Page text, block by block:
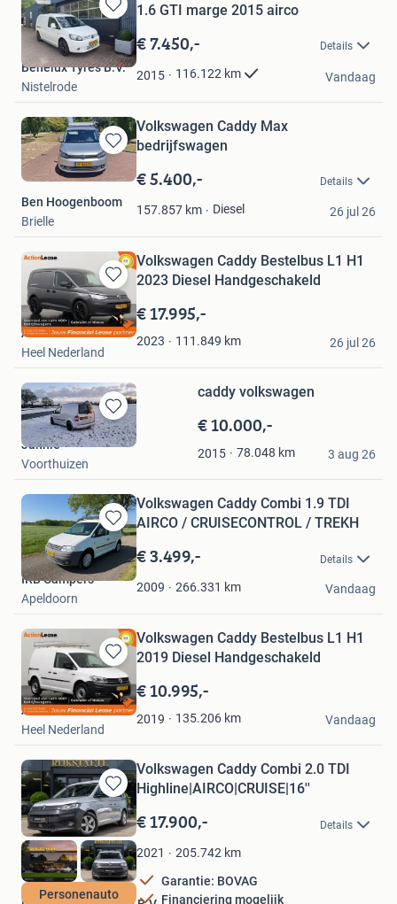
Bewaren
in
Mijn
Favorieten
1.6 GTI marge 2015 airco
€ 7.450,- Details
2015 116.122 km
Benelux Tyres B.V.
Nistelrode
Vandaag
Bewaren
in
Favorieten
Volkswagen Caddy Max
bedrijfswagen
€ 5.400,- Details
157.857 km Diesel
Ben Hoogenboom
Brielle
26 jul 26
Bewaren
in
Mijn
Favorieten
Volkswagen Caddy Bestelbus L1 H1
2023 Diesel Handgeschakeld
€ 17.995,-
2023 111.849 km
Action Lease
Heel Nederland
26 jul 26
Bewaren
in
caddy volkswagen
€ 10.000,-
2015 78.048 km
Jannie
Voorthuizen
3 aug 26
Bewaren
in
Mijn
Favorieten
Volkswagen Caddy Combi 1.9 TDI
AIRCO / CRUISECONTROL / TREKH
€ 3.499,- Details
2009 266.331 km
IRB Campers
Apeldoorn
Vandaag
Bewaren
in
Mijn
Favorieten
Volkswagen Caddy Bestelbus L1 H1
2019 Diesel Handgeschakeld
€ 10.995,-
2019 135.206 km
Action Lease
Heel Nederland
Vandaag
Bewaren
in
Mijn
Favorieten
Personenauto
Volkswagen Caddy Combi 2.0 TDI
Highline|AIRCO|CRUISE|16''
€ 17.900,- Details
2021 205.742 km
Garantie: BOVAG
Financiering mogelijk